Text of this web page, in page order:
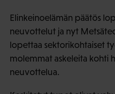
Elinkeinoelämän päätös
neuvottelut ja nyt
lopettaa sektorikohtaiset
molemmat askeleita kohti
neuvottelua.